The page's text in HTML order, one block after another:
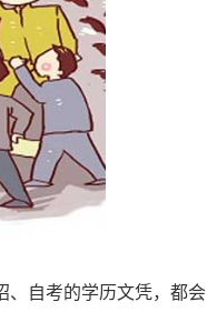
自考的学历文凭，都会